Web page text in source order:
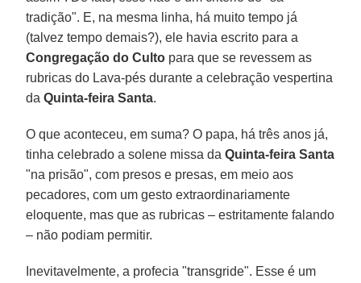
tradição". E, na mesma linha, há muito tempo já
(talvez tempo demais?), ele havia escrito para a
Congregação do Culto para que se revessem as
rubricas do Lava-pés durante a celebração vespertina
daQuinta-feira Santa.
O que aconteceu, em suma? O papa, há três anos já,
tinha celebrado a solene missa daQuinta-feira Santa
"na prisão", com presos e presas, em meio aos
pecadores, com um gesto extraordinariamente
eloquente, mas que as rubricas – estritamente falando
– não podiam permitir.
Inevitavelmente, a profecia "transgride". Esse é um